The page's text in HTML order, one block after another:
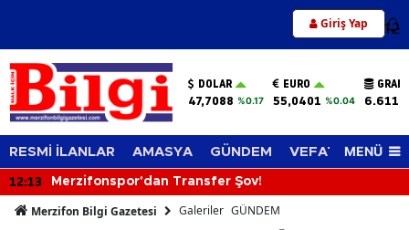
Giriş Yap 12
DOLAR
47,7088 %0.17
EURO
55,0401 %0.04
RESMİ İLANLAR AMASYA GÜNDEM VEFAT EDENLER
MENÜ
11:34
7 Ağustos 2026 Günlük Burç
Merzifon Bilgi Gazetesi Galeriler GÜNDEM